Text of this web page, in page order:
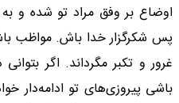
اوضاع بر وفق مراد تو شده و
پس شکرگزار خدا باش. مواظب
غرور و تکبر مگرداند. اگر
باشی پیروزی‌های تو ادامه‌دار